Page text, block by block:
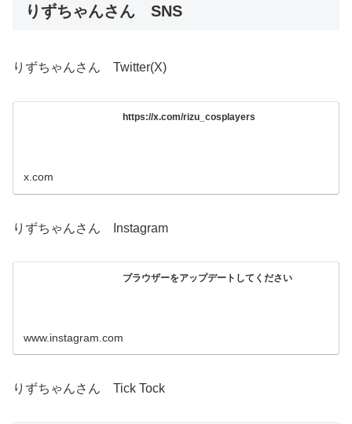
りずちゃんさん SNS
りずちゃんさん Twitter(X)
https://x.com/rizu_cosplayers
x.com
りずちゃんさん Instagram
ブラウザーをアップデートしてください
www.instagram.com
りずちゃんさん Tick Tock